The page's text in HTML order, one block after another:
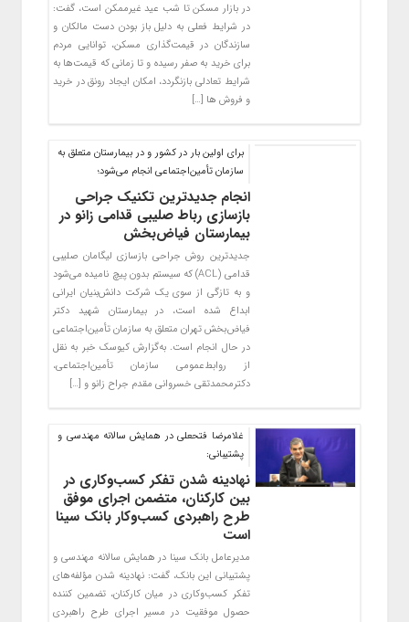
در بازار مسکن تا شب عید غیرممکن است، گفت:
در شرایط فعلی به دلیل باز بودن دست مالکان و
سازندگان در قیمت‌گذاری مسکن، توانایی مردم
برای خرید به صفر رسیده و تا زمانی که قیمت‌ها به
شرایط تعادلی بازنگردد، امکان ایجاد رونق در خرید
و فروش ها […]
برای اولین بار در کشور و در بیمارستان متعلق به
سازمان تأمین‌اجتماعی انجام می‌شود؛
انجام جدیدترین تکنیک جراحی
بازسازی رباط صلیبی قدامی زانو در
بیمارستان فیاض‌بخش
جدیدترین روش جراحی بازسازی لیگامان صلیبی
قدامی (ACL) که سیستم بدون پیچ نامیده می‌شود
و به تازگی از سوی یک شرکت دانش‌بنیان ایرانی
ابداع شده است، در بیمارستان شهید دکتر
فیاض‌بخش تهران متعلق به سازمان تأمین‌اجتماعی
در حال انجام است. به‌گزارش کیوسک خبر به نقل
از روابط‌عمومی سازمان تأمین‌اجتماعی،
دکترمحمدتقی خسروانی مقدم جراح زانو و […]
غلامرضا فتحعلی در همایش سالانه مهندسی و
پشتیبانی:
نهادینه شدن تفکر کسب‌وکاری در
بین کارکنان، متضمن اجرای موفق
طرح راهبردی کسب‌وکار بانک سینا
است
مدیرعامل بانک سینا در همایش سالانه مهندسی و
پشتیبانی این بانک، گفت: نهادینه شدن مؤلفه‌های
تفکر کسب‌وکاری در میان کارکنان، تضمین کننده
حصول موفقیت در مسیر اجرای طرح راهبردی